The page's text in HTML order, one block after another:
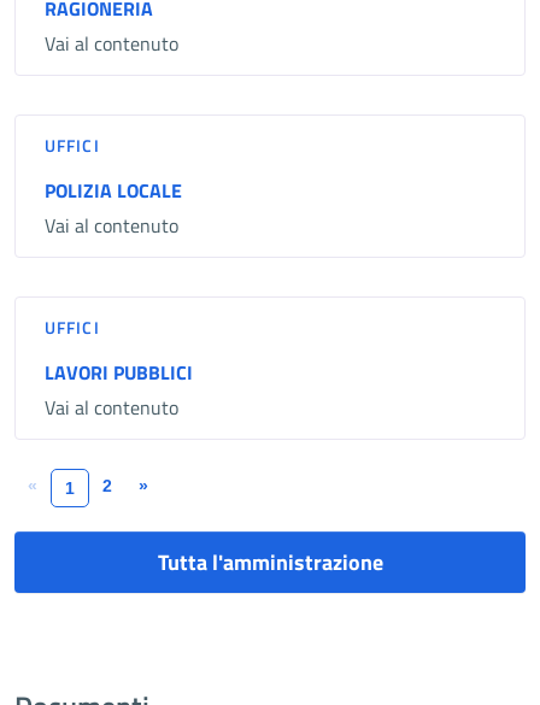
RAGIONERIA
Vai al contenuto
UFFICI
POLIZIA LOCALE
Vai al contenuto
UFFICI
LAVORI PUBBLICI
Vai al contenuto
« 1 2 »
Tutta l'amministrazione